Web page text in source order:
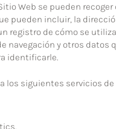
Web se pueden
pueden incluir, la
registro de cómo se
navegación y otros datos
identificarle.
los siguientes servicios